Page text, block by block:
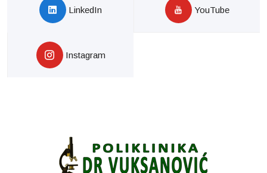
LinkedIn YouTube
Instagram